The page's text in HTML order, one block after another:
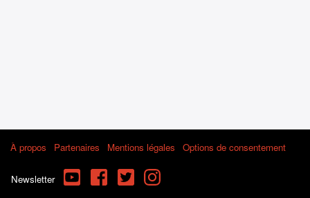
À propos Partenaires Mentions légales Options de consentement
Newsletter YouTube FacebookTwitterInstagram